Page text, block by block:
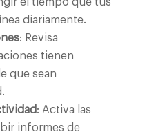
diariamente.
: Revisa
tienen
que sean
: Activa las
informes de